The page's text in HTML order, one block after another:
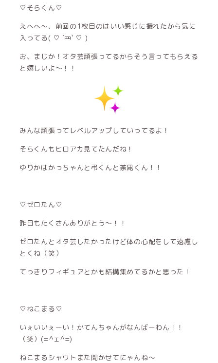
♡そらくん♡
えへへ〜、前回の1枚目のはいい感じに撮れたから気に
入ってる( ♡ ´罒` ♡ )
お、まじか！オタ芸頑張ってるからそう言ってもらえる
と嬉しいよ〜！！
みんな頑張ってレベルアップしていってるよ！
そらくんもヒロアカ見てたんだね！
ゆりかはかっちゃんと弔くんと荼毘くん！！
♡ゼロたん♡
昨日もたくさんありがとう〜！！
ゼロたんとオタ芸したかったけど体の心配をして遠慮し
とくね（笑）
てっきりフィギュアとかも結構集めてるかと思った！
♡ねこまる♡
いぇいいぇーい！かてんちゃんがなんばーわん！！
（笑）(=^ェ^=)
ねこまるシャウトまた聞かせてにゃんね〜